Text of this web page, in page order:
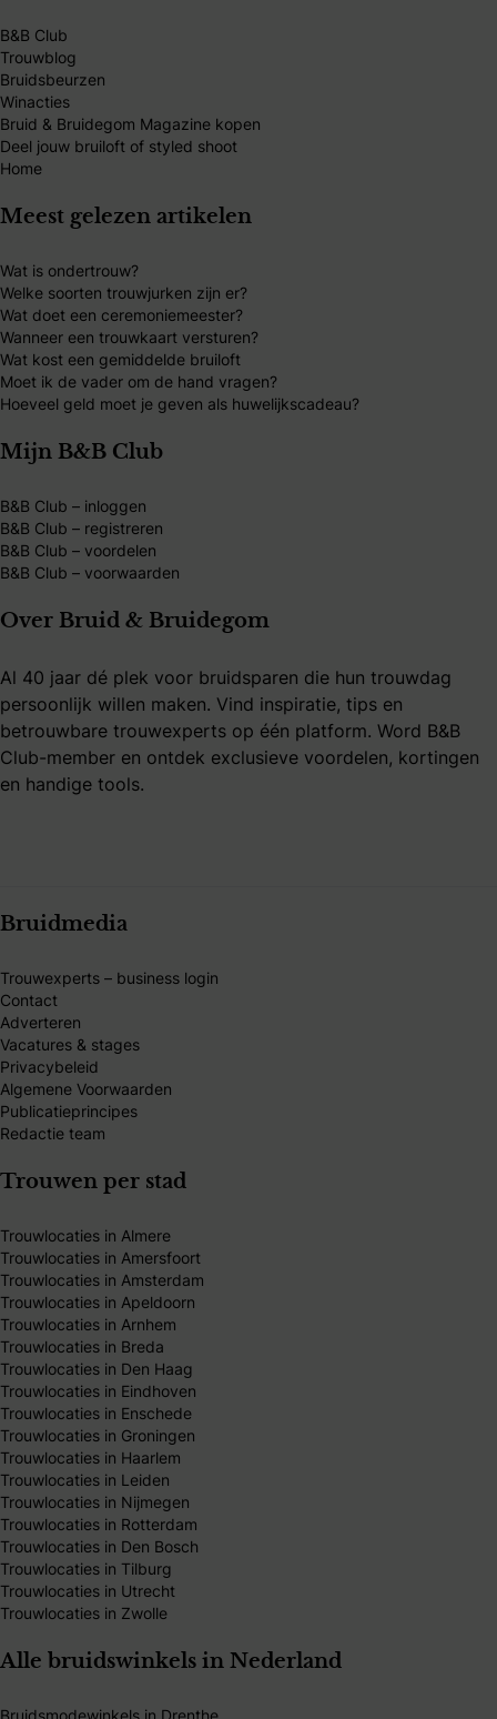
B&B Club
Trouwblog
Bruidsbeurzen
Winacties
Bruid & Bruidegom Magazine kopen
Deel jouw bruiloft of styled shoot
Home
Meest gelezen artikelen
Wat is ondertrouw?
Welke soorten trouwjurken zijn er?
Wat doet een ceremoniemeester?
Wanneer een trouwkaart versturen?
Wat kost een gemiddelde bruiloft
Moet ik de vader om de hand vragen?
Hoeveel geld moet je geven als huwelijkscadeau?
Mijn B&B Club
B&B Club – inloggen
B&B Club – registreren
B&B Club – voordelen
B&B Club – voorwaarden
Over Bruid & Bruidegom
Al 40 jaar dé plek voor bruidsparen die hun trouwdag
persoonlijk willen maken. Vind inspiratie, tips en
betrouwbare trouwexperts op één platform. Word B&B
Club-member en ontdek exclusieve voordelen, kortingen
en handige tools.
Bruidmedia
Trouwexperts – business login
Contact
Adverteren
Vacatures & stages
Privacybeleid
Algemene Voorwaarden
Publicatieprincipes
Redactie team
Trouwen per stad
Trouwlocaties in Almere
Trouwlocaties in Amersfoort
Trouwlocaties in Amsterdam
Trouwlocaties in Apeldoorn
Trouwlocaties in Arnhem
Trouwlocaties in Breda
Trouwlocaties in Den Haag
Trouwlocaties in Eindhoven
Trouwlocaties in Enschede
Trouwlocaties in Groningen
Trouwlocaties in Haarlem
Trouwlocaties in Leiden
Trouwlocaties in Nijmegen
Trouwlocaties in Rotterdam
Trouwlocaties in Den Bosch
Trouwlocaties in Tilburg
Trouwlocaties in Utrecht
Trouwlocaties in Zwolle
Alle bruidswinkels in Nederland